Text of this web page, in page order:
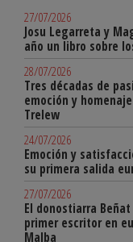
27/07/2026
Josu Legarreta y
año un libro sobre
28/07/2026
Tres décadas de
emoción y
Trelew
24/07/2026
Emoción y
su primera salida
27/07/2026
El donostiarra
primer escritor en
Malba